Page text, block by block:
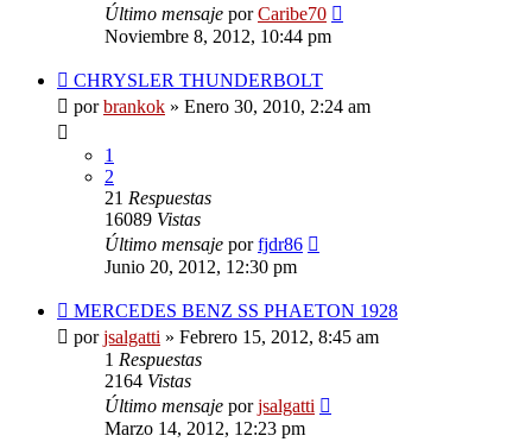
Último mensaje porCaribe70
Noviembre 8, 2012, 10:44 pm
CHRYSLER THUNDERBOLT
porbrankok » Enero 30, 2010, 2:24 am
1
2
21 Respuestas
16089 Vistas
Último mensaje porfjdr86
Junio 20, 2012, 12:30 pm
MERCEDES BENZ SS PHAETON 1928
porjsalgatti » Febrero 15, 2012, 8:45 am
1 Respuestas
2164 Vistas
Último mensaje porjsalgatti
Marzo 14, 2012, 12:23 pm